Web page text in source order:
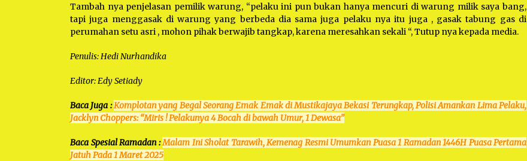
Tambah nya penjelasan pemilik warung, “pelaku ini pun bukan hanya mencuri di warung milik saya bang,
tapi juga menggasak di warung yang berbeda dia sama juga pelaku nya itu juga , gasak tabung gas di
perumahan setu asri , mohon pihak berwajib tangkap, karena meresahkan sekali “, Tutup nya kepada media.
Penulis: Hedi Nurhandika
Editor: Edy Setiady
Baca Juga :Komplotan yang Begal Seorang Emak Emak di Mustikajaya Bekasi Terungkap, Polisi Amankan Lima Pelaku,
Jacklyn Choppers: “Miris ! Pelakunya 4 Bocah di bawah Umur, 1 Dewasa”
Baca Spesial Ramadan :Malam Ini Sholat Tarawih, Kemenag Resmi Umumkan Puasa 1 Ramadan 1446H Puasa Pertama
Jatuh Pada 1 Maret 2025